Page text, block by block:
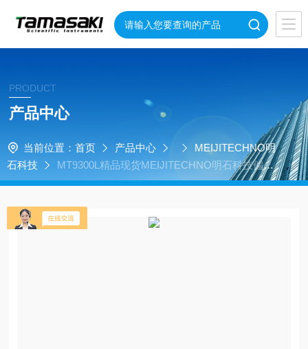
PRODUCT
产品中心
当前位置： 首页 产品中心
MEIJITECHNO明
石科技
MT9300L精品现货MEIJITECHNO明石科技偏光
显微镜